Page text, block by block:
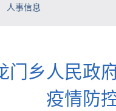
人事信息
门乡人民政
疫情防